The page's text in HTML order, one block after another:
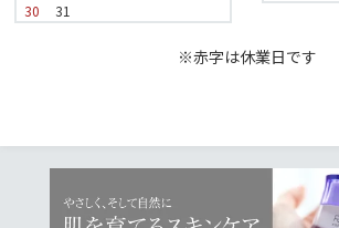
30
31
※赤字は休業日です